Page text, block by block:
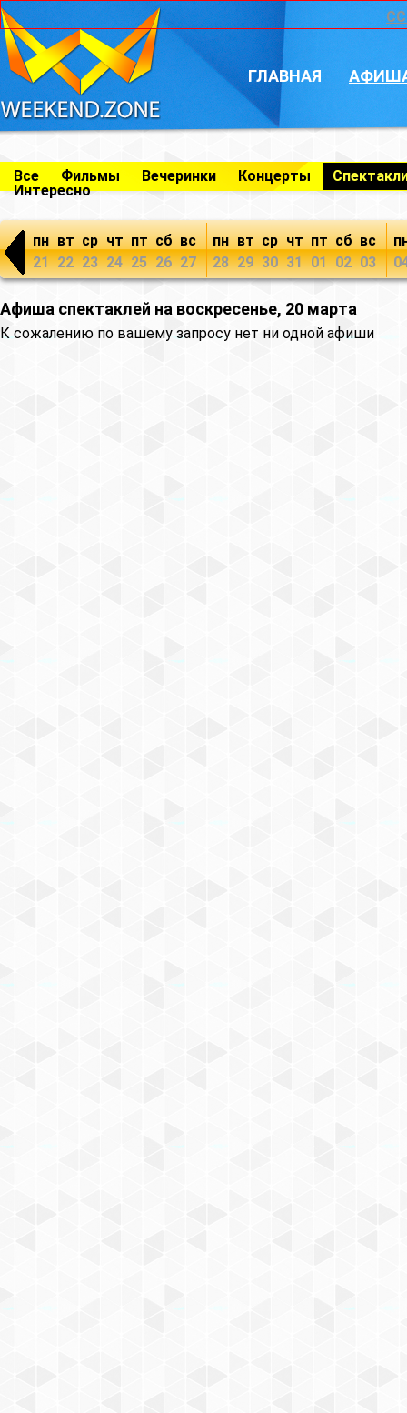
ГЛАВНАЯ
Все Фильмы Вечеринки Концерты
Интересно
пн
21
вт
22
ср
23
чт
24
пт
25
сб
26
вс
27
пн
28
вт
29
ср
30
чт
31
пт
01
сб
02
вс
03
Афиша спектаклей на воскресенье, 20 марта
К сожалению по вашему запросу нет ни одной афиши